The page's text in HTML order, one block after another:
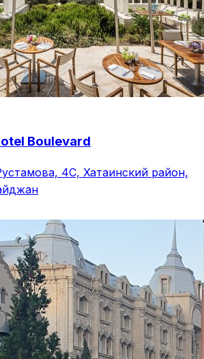
Boulevard
4C, Хатаинский район,